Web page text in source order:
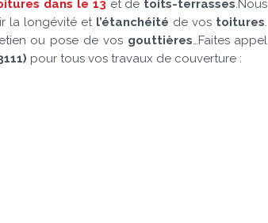
dans le 13 et de toits-terrasses.Nous
la longévité et l’étanchéité de vos toitures.
ou pose de vos gouttières…Faites appel
pour tous vos travaux de couverture :